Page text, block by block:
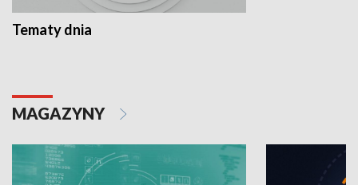
Tematy dnia
MAGAZYNY